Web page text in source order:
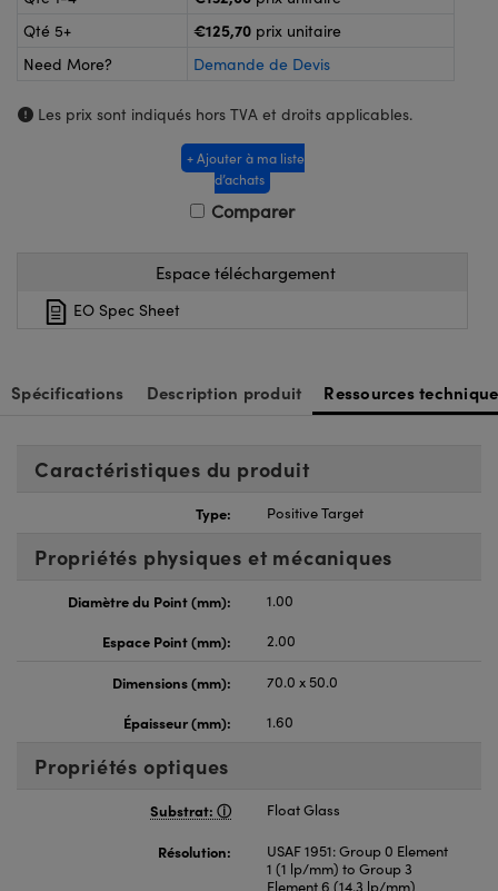
ou Coupleurs
de Poche ou à Mesure Directe
Optiques Lightpath
Labs™
Gratings™
Optiques de SCHOTT
Qté 5+
€125,70 prix unitaire
Need More?
Demande de Devis
Les prix sont indiqués hors TVA et droits applicables.
+ Ajouter à ma liste
d’achats
Comparer
Espace téléchargement
EO Spec Sheet
Spécifications Description produit Ressources
Caractéristiques du produit
Type: Positive Target
Propriétés physiques et mécaniques
Diamètre du Point (mm):
1.00
Espace Point (mm):
2.00
Dimensions (mm):
70.0 x 50.0
Épaisseur (mm):
1.60
Propriétés optiques
Substrat: Float Glass
Résolution:
USAF 1951: Group 0 Element
1 (1 lp/mm) to Group 3
Element 6 (14.3 lp/mm)